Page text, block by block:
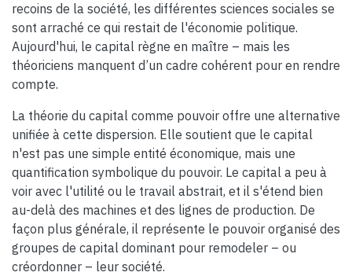
recoins de la société, les différentes sciences sociales se
sont arraché ce qui restait de l'économie politique.
Aujourd'hui, le capital règne en maître – mais les
théoriciens manquent d’un cadre cohérent pour en rendre
compte.
La théorie du capital comme pouvoir offre une alternative
unifiée à cette dispersion. Elle soutient que le capital
n'est pas une simple entité économique, mais une
quantification symbolique du pouvoir. Le capital a peu à
voir avec l'utilité ou le travail abstrait, et il s'étend bien
au-delà des machines et des lignes de production. De
façon plus générale, il représente le pouvoir organisé des
groupes de capital dominant pour remodeler – ou
créordonner – leur société.